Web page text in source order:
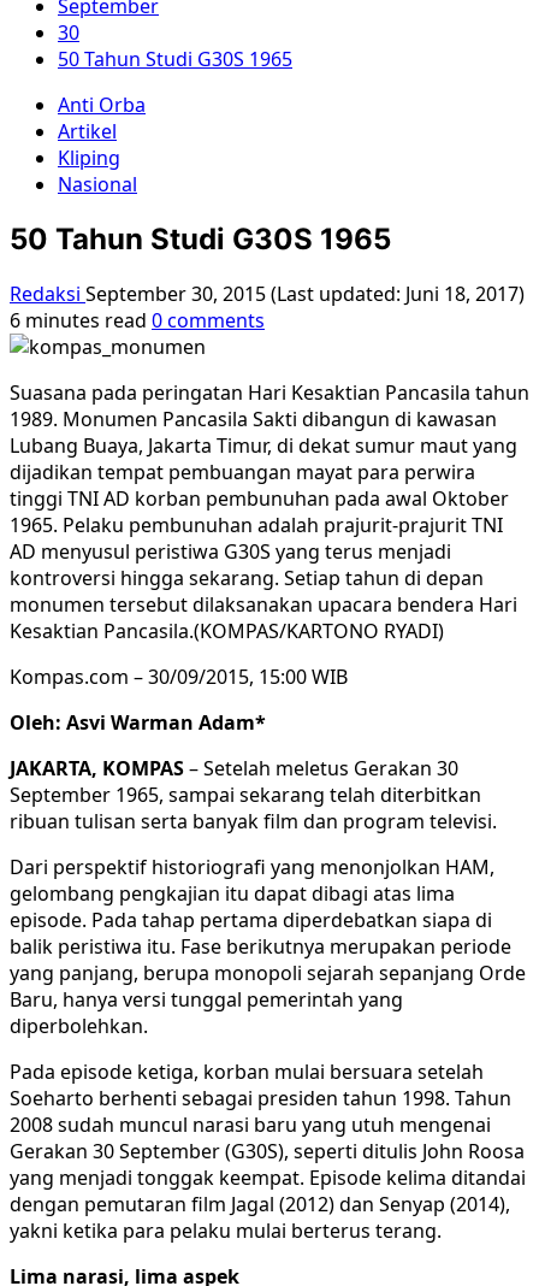
September
30
50 Tahun Studi G30S 1965
Anti Orba
Artikel
Kliping
Nasional
50 Tahun Studi G30S 1965
Redaksi September 30, 2015 (Last updated: Juni 18, 2017)
6 minutes read 0 comments
Suasana pada peringatan Hari Kesaktian Pancasila tahun
1989. Monumen Pancasila Sakti dibangun di kawasan
Lubang Buaya, Jakarta Timur, di dekat sumur maut yang
dijadikan tempat pembuangan mayat para perwira
tinggi TNI AD korban pembunuhan pada awal Oktober
1965. Pelaku pembunuhan adalah prajurit-prajurit TNI
AD menyusul peristiwa G30S yang terus menjadi
kontroversi hingga sekarang. Setiap tahun di depan
monumen tersebut dilaksanakan upacara bendera Hari
Kesaktian Pancasila.(KOMPAS/KARTONO RYADI)
Kompas.com – 30/09/2015, 15:00 WIB
Oleh: Asvi Warman Adam*
JAKARTA, KOMPAS– Setelah meletus Gerakan 30
September 1965, sampai sekarang telah diterbitkan
ribuan tulisan serta banyak film dan program televisi.
Dari perspektif historiografi yang menonjolkan HAM,
gelombang pengkajian itu dapat dibagi atas lima
episode. Pada tahap pertama diperdebatkan siapa di
balik peristiwa itu. Fase berikutnya merupakan periode
yang panjang, berupa monopoli sejarah sepanjang Orde
Baru, hanya versi tunggal pemerintah yang
diperbolehkan.
Pada episode ketiga, korban mulai bersuara setelah
Soeharto berhenti sebagai presiden tahun 1998. Tahun
2008 sudah muncul narasi baru yang utuh mengenai
Gerakan 30 September (G30S), seperti ditulis John Roosa
yang menjadi tonggak keempat. Episode kelima ditandai
dengan pemutaran film Jagal (2012) dan Senyap (2014),
yakni ketika para pelaku mulai berterus terang.
Lima narasi, lima aspek